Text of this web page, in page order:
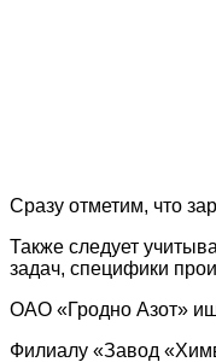
Сразу отметим, что
Также следует
задач, специфики
ОАО «Гродно Азот»
Филиалу «Завод